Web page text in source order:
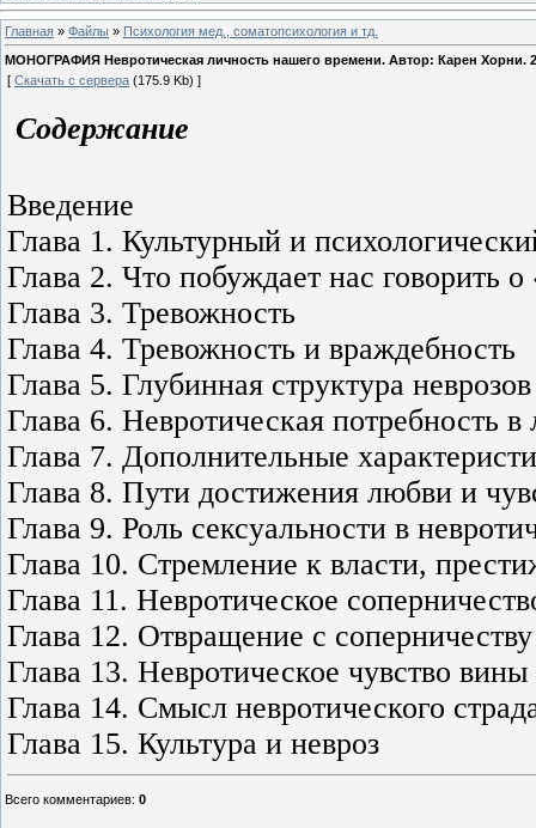
Главная » Файлы » Психология мед., соматопсихология и тд.
МОНОГРАФИЯ Невротическая личность нашего времени. Автор: Карен Хорни.
[ Скачать с сервера (175.9 Kb) ]
Содержание
Введение
Глава 1. Культурный и
Глава 2. Что побуждает нас говорить
Глава 3. Тревожность
Глава 4. Тревожность и враждебность
Глава 5. Глубинная структура неврозов
Глава 6. Невротическая потребность
Глава 7. Дополнительные
Глава 8. Пути достижения любви и
Глава 9. Роль сексуальности в
Глава 10. Стремление к власти,
Глава 11. Невротическое
Глава 12. Отвращение с соперничеству
Глава 13. Невротическое чувство вины
Глава 14. Смысл невротического
Глава 15. Культура и невроз
Всего комментариев: 0